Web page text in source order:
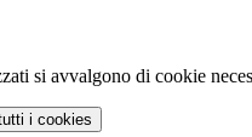
si avvalgono di cookie
i cookies